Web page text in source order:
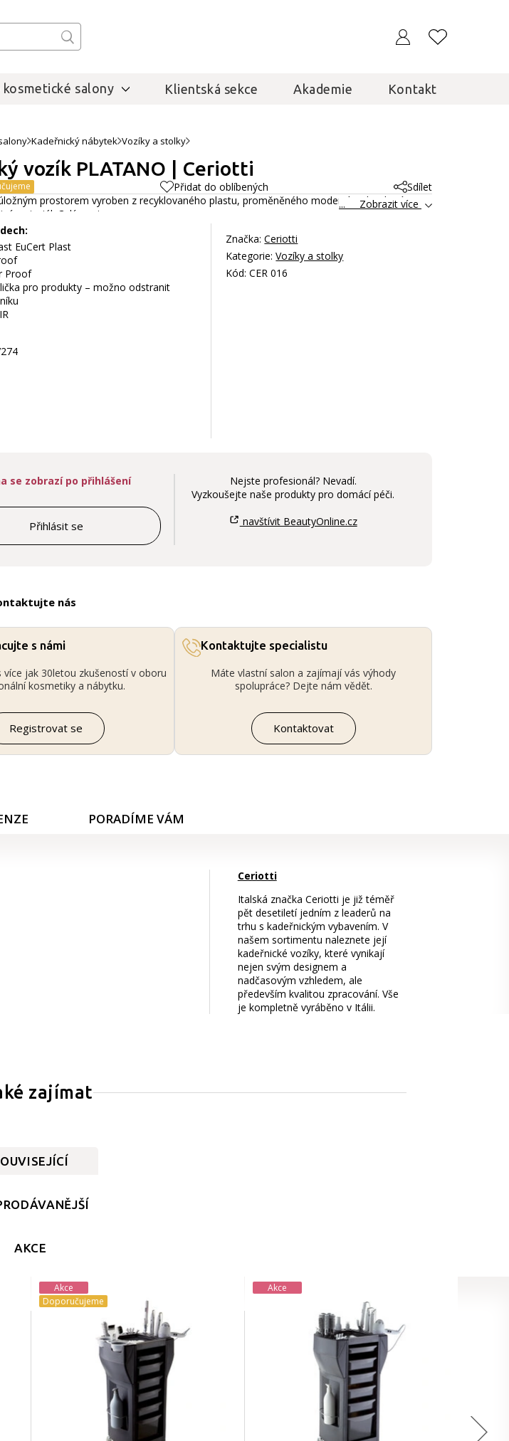
kosmetické salony Klientská sekce Akademie Kontakt
Kadeřnický nábytek Vozíky a stolky
vozík PLATANO | Ceriotti
Přidat do oblíbených
Sdílet
prostorem vyroben z recyklovaného plastu, proměněného moderní technologií v
materiál. Celý popis
... Zobrazit více
EuCert Plast
Proof
pro produkty – možno odstranit
Značka:Ceriotti
Kategorie:Vozíky a stolky
Kód: CER 016
se zobrazí po přihlášení
Přihlásit se
Nejste profesionál? Nevadí.
Vyzkoušejte naše produkty pro domácí péči.
navštívit BeautyOnline.cz
nás
s námi
více jak 30letou zkušeností v oboru
kosmetiky a nábytku.
Registrovat se
Kontaktujte specialistu
Máte vlastní salon a zajímají vás výhody
spolupráce? Dejte nám vědět.
Kontaktovat
PORADÍME VÁM
Ceriotti
Italská značka Ceriotti je již téměř
pět desetiletí jedním z leaderů na
trhu s kadeřnickým vybavením. V
našem sortimentu naleznete její
kadeřnické vozíky, které vynikají
nejen svým designem a
nadčasovým vzhledem, ale
především kvalitou zpracování. Vše
je kompletně vyráběno v Itálii.
zajímat
AKCE
Akce
Doporučujeme
Akce